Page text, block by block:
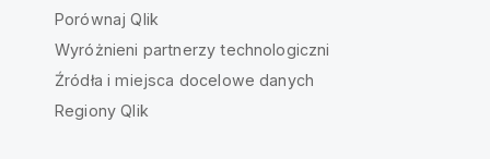
Porównaj Qlik
Wyróżnieni partnerzy technologiczni
Źródła i miejsca docelowe danych
Regiony Qlik